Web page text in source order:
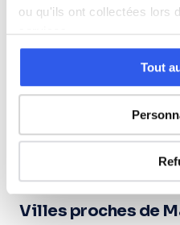
ou qu'ils ont collectées lors
services.
Tout
327+ familles
intervient à domicile
Rejoindre
Villes proches de